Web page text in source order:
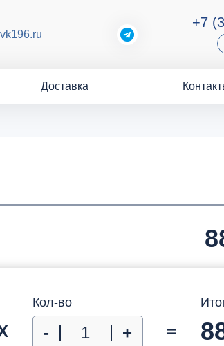
+7
Доставка
Кол-во
- + =